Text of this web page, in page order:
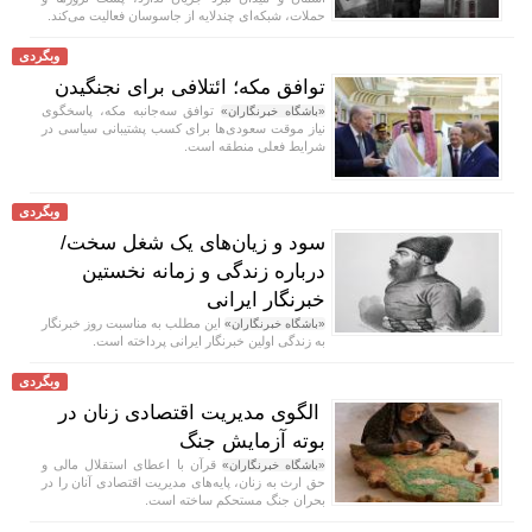
حملات، شبکه‌ای چندلایه از جاسوسان فعالیت می‌کند.
وبگردی
توافق مکه؛ ائتلافی برای نجنگیدن
«باشگاه خبرنگاران»توافق سه‌جانبه مکه، پاسخگوی
نیاز موقت سعودی‌ها برای کسب پشتیبانی سیاسی در
شرایط فعلی منطقه است.
وبگردی
سود و زیان‌های یک شغل سخت/
درباره زندگی و زمانه نخستین
خبرنگار ایرانی
«باشگاه خبرنگاران» این مطلب به مناسبت روز خبرنگار
به زندگی اولین خبرنگار ایرانی پرداخته است.
وبگردی
الگوی مدیریت اقتصادی زنان در
بوته آزمایش جنگ
«باشگاه خبرنگاران» قرآن با اعطای استقلال مالی و
حق ارث به زنان، پایه‌های مدیریت اقتصادی آنان را در
بحران جنگ مستحکم ساخته است.